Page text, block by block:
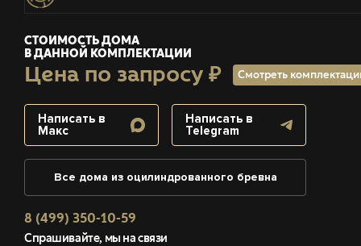
СТОИМОСТЬ ДОМА
В ДАННОЙ КОМПЛЕКТАЦИИ
Цена по запросу ₽ Смотреть
Написать в
Макс
Написать в
Telegram
Все дома из оцилиндрованного бревна
8 (499) 350-10-59
Спрашивайте, мы на связи